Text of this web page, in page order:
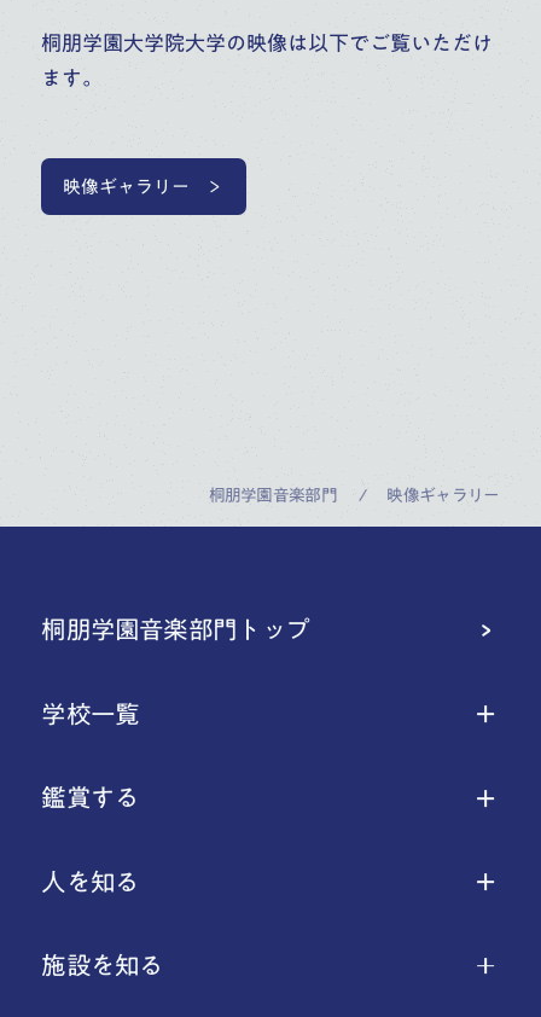
桐朋学園大学院大学の映像は以下でご覧いただけ
ます。
映像ギャラリー
桐朋学園音楽部門 映像ギャラリー
桐朋学園音楽部門トップ
学校一覧
鑑賞する
人を知る
施設を知る